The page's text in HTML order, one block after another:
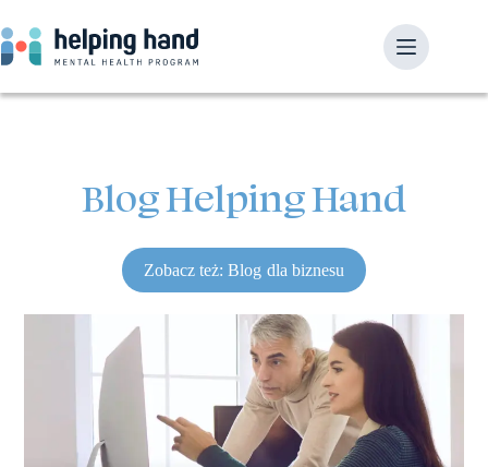
Blog Helping Hand
Zobacz też: Blog dla biznesu